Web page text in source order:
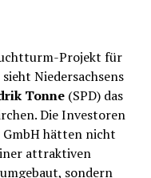
Projekt für
Niedersachsens
Tonne (SPD) das
Die Investoren
GmbH hätten nicht
attraktiven
sondern